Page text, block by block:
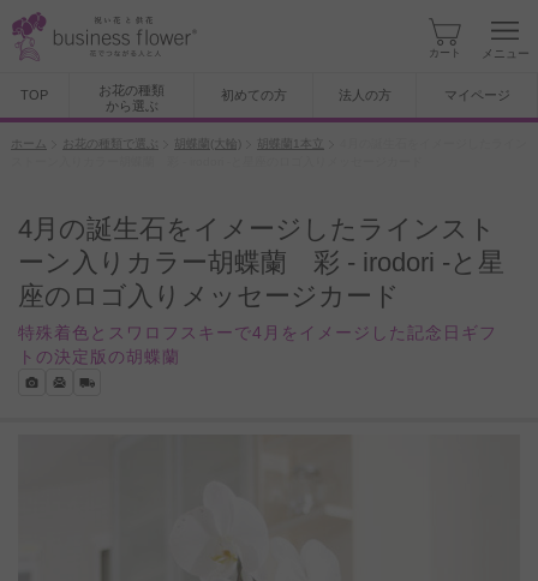
カート メニュー
TOP
お花の種類
から選ぶ
初めての方 法人の方 マイページ
ホーム お花の種類で選ぶ 胡蝶蘭(大輪) 胡蝶蘭1本立
4月の誕生石をイメージしたラインスト
ーン入りカラー胡蝶蘭 彩 - irodori -と星
座のロゴ入りメッセージカード
特殊着色とスワロフスキーで4月をイメージした記念日ギフ
トの決定版の胡蝶蘭